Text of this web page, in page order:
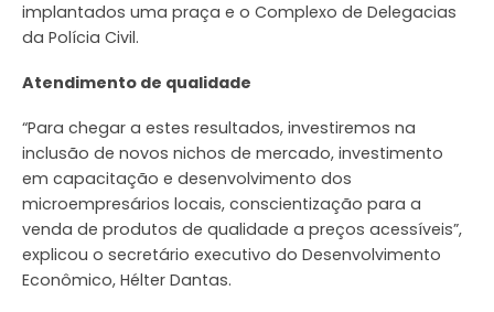
implantados uma praça e o Complexo de Delegacias
da Polícia Civil.
Atendimento de qualidade
“Para chegar a estes resultados, investiremos na
inclusão de novos nichos de mercado, investimento
em capacitação e desenvolvimento dos
microempresários locais, conscientização para a
venda de produtos de qualidade a preços acessíveis”,
explicou o secretário executivo do Desenvolvimento
Econômico, Hélter Dantas.